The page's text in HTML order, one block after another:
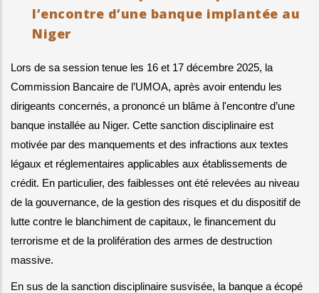
l’encontre d’une banque implantée au
Niger
Lors de sa session tenue les 16 et 17 décembre 2025, la
Commission Bancaire de l’UMOA, après avoir entendu les
dirigeants concernés, a prononcé un blâme à l'encontre d’une
banque installée au Niger. Cette sanction disciplinaire est
motivée par des manquements et des infractions aux textes
légaux et réglementaires applicables aux établissements de
crédit. En particulier, des faiblesses ont été relevées au niveau
de la gouvernance, de la gestion des risques et du dispositif de
lutte contre le blanchiment de capitaux, le financement du
terrorisme et de la prolifération des armes de destruction
massive.
En sus de la sanction disciplinaire susvisée, la banque a écopé